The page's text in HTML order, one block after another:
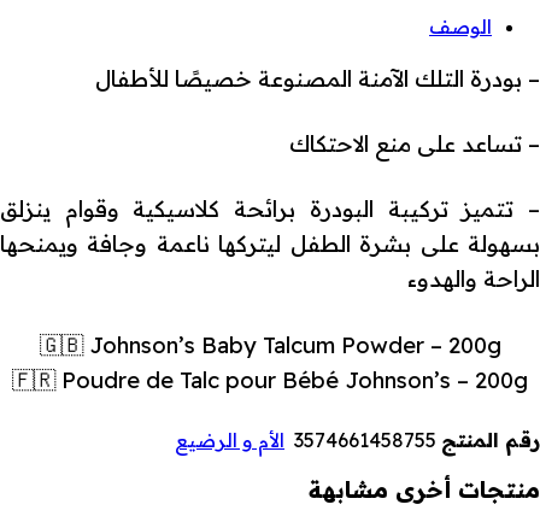
الوصف
– بودرة التلك الآمنة المصنوعة خصيصًا للأطفال
– تساعد على منع الاحتكاك
– تتميز تركيبة البودرة برائحة كلاسيكية وقوام ينزلق
بسهولة على بشرة الطفل ليتركها ناعمة وجافة ويمنحها
الراحة والهدوء
🇬🇧 Johnson’s Baby Talcum Powder – 200g
🇫🇷 Poudre de Talc pour Bébé Johnson’s – 200g
رقم المنتج 3574661458755 الأم و الرضيع
منتجات أخرى مشابهة